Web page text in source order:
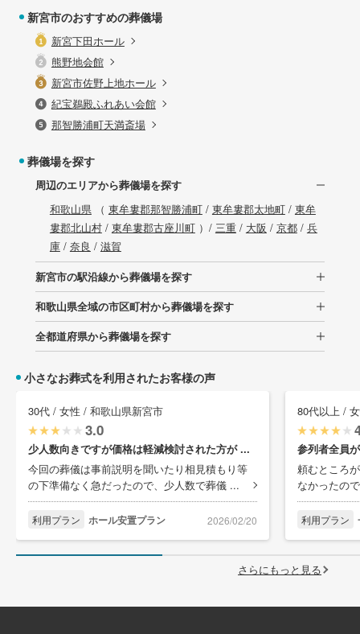
新宮市のおすすめの葬儀場
新宮下田ホール
熊野地会館
新宮市佐野上地ホール
紀宝鵜殿ふれあい会館
那智勝浦町天満斎場
葬儀場を探す
周辺のエリアから葬儀場を探す
和歌山県（ 東牟婁郡那智勝浦町/ 東牟婁郡太地町/ 東牟
婁郡北山村/ 東牟婁郡古座川町）/ 三重/ 大阪 / 京都/ 兵
庫/ 奈良 / 滋賀
新宮市の駅沿線から葬儀場を探す
和歌山県全域の市区町村から葬儀場を探す
全都道府県から葬儀場を探す
小さなお葬式を利用されたお客様の声
30代 / 女性 / 和歌山県新宮市
3.0
少人数向きですが価格は軽減検討された方が ...
今回の葬儀は事前説明を聞いたり相見積もり等
の下準備なく急だったので、少人数で葬儀 ...
利用プラン ホール安置プラン 2026/02/20
80代以上 /
参列者全員
頼むところ
なかったの
利用プラン
さらにもっと見る